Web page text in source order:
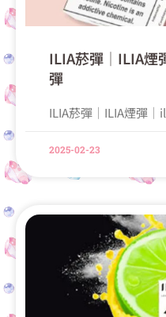
ILIA菸彈│ILIA煙
彈
ILIA菸彈│ILIA煙彈
2025-02-23